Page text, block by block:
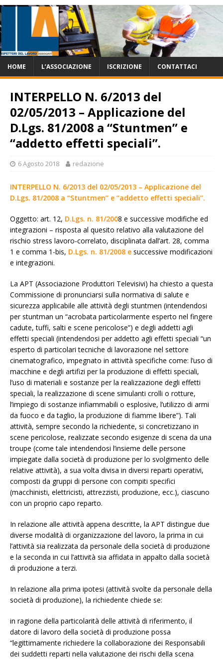
HOME L’ASSOCIAZIONE ISCRIZIONE CONTATTACI
INTERPELLO N. 6/2013 del
02/05/2013 – Applicazione del
D.Lgs. 81/2008 a “Stuntmen” e
“addetto effetti speciali”.
6 Agosto 2018 redazione
INTERPELLO N. 6/2013 del 02/05/2013 – Applicazione del
D.Lgs. 81/2008 a “Stuntmen” e “addetto effetti speciali”.
Oggetto: art. 12, D.Lgs. n. 81/2008 e successive modifiche ed
integrazioni – risposta al quesito relativo alla valutazione del
rischio stress lavoro-correlato, disciplinata dall’art. 28, comma
1 e comma 1-bis, D.Lgs. n. 81/2008 e successive modificazioni
e integrazioni.
La APT (Associazione Produttori Televisivi) ha chiesto a questa
Commissione di pronunciarsi sulla normativa di salute e
sicurezza applicabile alle attività degli stuntmen (intendendosi
per stuntman un “acrobata particolarmente esperto nel fingere
cadute, tuffi, salti e scene pericolose”) e degli addetti agli
effetti speciali (intendendosi per addetto agli effetti speciali “un
esperto di particolari tecniche di lavorazione nel settore
cinematografico, impegnato in attività specifiche come: l’uso di
macchine e degli artifizi per la produzione di effetti speciali,
l’uso di materiali e sostanze per la realizzazione degli effetti
speciali, la realizzazione di scene simulanti crolli o rotture,
l’impiego di sostanze infiammabili o esplosive, l’utilizzo di armi
da fuoco e da taglio, la produzione di fiamme libere”). Tali
attività, sempre secondo la richiedente, si concretizzano in
scene pericolose, realizzate secondo esigenze di scena da una
troupe (come tale intendendosi l’insieme delle persone
impiegate dalla società di produzione per lo svolgimento delle
relative attività), a sua volta divisa in diversi reparti operativi,
composti da gruppi di persone con compiti specifici
(macchinisti, elettricisti, attrezzisti, produzione, ecc.), ciascuno
con un proprio capo reparto.
In relazione alle attività appena descritte, la APT distingue due
diverse modalità di organizzazione del lavoro, la prima in cui
l’attività sia realizzata da personale della società di produzione
e la seconda in cui l’attività sia affidata in appalto dalla società
di produzione a terzi.
In relazione alla prima ipotesi (attività svolte da personale della
società di produzione), la richiedente chiede se:
in ragione della particolarità delle attività di riferimento, il
datore di lavoro della società di produzione possa
“legittimamente richiedere la collaborazione dei Responsabili
dei suddetti reparti nella valutazione dei rischi della scena